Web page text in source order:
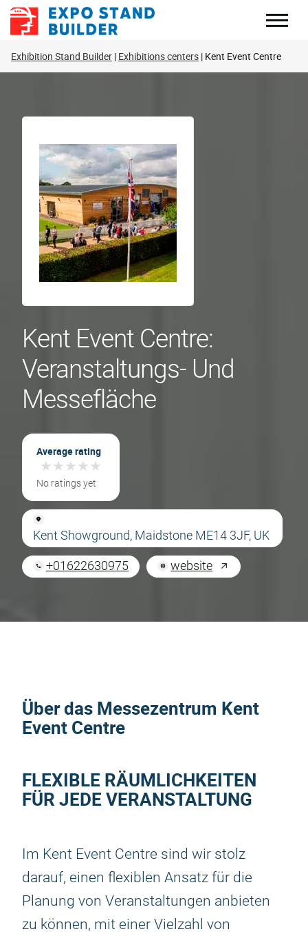
Zum
Inhalt
Exhibition Stand Builder Exhibitions centers Kent Event Centre
Kent Event Centre:
Veranstaltungs- Und
Messefläche
Average rating
★★★★★
★★★★★
No ratings yet
Kent Showground, Maidstone ME14 3JF, UK
+01622630975 website
Über das Messezentrum Kent
Event Centre
FLEXIBLE RÄUMLICHKEITEN
FÜR JEDE VERANSTALTUNG
Im Kent Event Centre sind wir stolz
darauf, einen flexiblen Ansatz für die
Planung von Veranstaltungen anbieten
zu können, mit einer Vielzahl von